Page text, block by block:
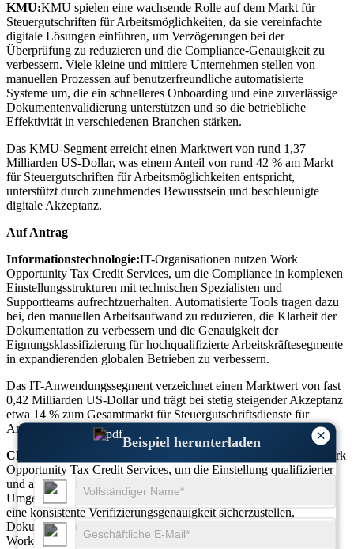
×
Beispiel herunterladen
KMU:KMU spielen eine wachsende Rolle auf dem Markt für
Steuergutschriften für Arbeitsmöglichkeiten, da sie vereinfachte
digitale Lösungen einführen, um Verzögerungen bei der
Überprüfung zu reduzieren und die Compliance-Genauigkeit zu
verbessern. Viele kleine und mittlere Unternehmen stellen von
manuellen Prozessen auf benutzerfreundliche automatisierte
Systeme um, die ein schnelleres Onboarding und eine zuverlässige
Dokumentenvalidierung unterstützen und so die betriebliche
Effektivität in verschiedenen Branchen stärken.
Das KMU-Segment erreicht einen Marktwert von rund 1,37
Milliarden US-Dollar, was einem Anteil von rund 42 % am Markt
für Steuergutschriften für Arbeitsmöglichkeiten entspricht,
unterstützt durch zunehmendes Bewusstsein und beschleunigte
digitale Akzeptanz.
Auf Antrag
Informationstechnologie:IT-Organisationen nutzen Work
Opportunity Tax Credit Services, um die Compliance in komplexen
Einstellungsstrukturen mit technischen Spezialisten und
Supportteams aufrechtzuerhalten. Automatisierte Tools tragen dazu
bei, den manuellen Arbeitsaufwand zu reduzieren, die Klarheit der
Dokumentation zu verbessern und die Genauigkeit der
Eignungsklassifizierung für hochqualifizierte Arbeitskräftesegmente
in expandierenden globalen Betrieben zu verbessern.
Das IT-Anwendungssegment verzeichnet einen Marktwert von fast
0,42 Milliarden US-Dollar und trägt bei stetig steigender Akzeptanz
etwa 14 % zum Gesamtmarkt für Steuergutschriftsdienste für
Arbeitsmöglichkeiten bei.
Chemische Industrie:
Chemieunternehmen verlassen sich auf Work
Opportunity Tax Credit Services, um die Einstellung qualifizierter
und angelernter Arbeitskräfte in regulatorisch geprägten
Umgebungen zu optimieren. Die Automatisierung trägt dazu bei,
eine konsistente Verifizierungsgenauigkeit sicherzustellen,
Dokumentationsfehler zu reduzieren und strikte Compliance-
Workflows in allen Produktionsanlagen und Laborbetrieben